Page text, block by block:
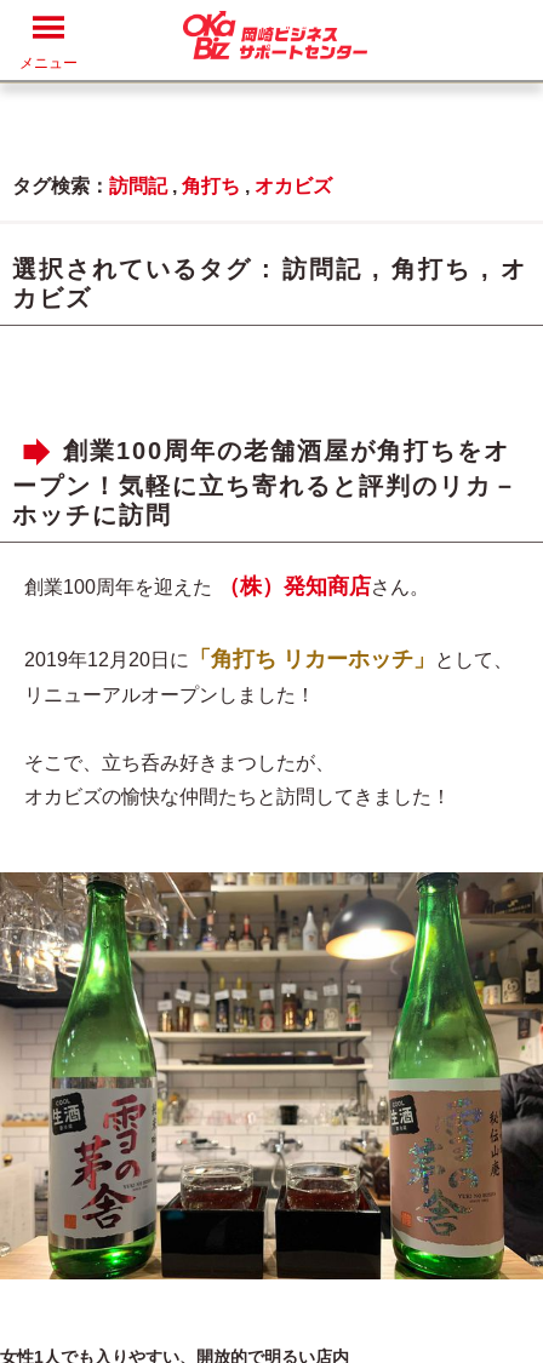
メニュー
タグ検索： 訪問記, 角打ち , オカビズ
選択されているタグ : 訪問記 , 角打ち , オ
カビズ
創業100周年の老舗酒屋が角打ちをオ
ープン！気軽に立ち寄れると評判のリカ－
ホッチに訪問
創業100周年を迎えた （株）発知商店さん。
2019年12月20日に 「角打ち リカーホッチ」
として、
リニューアルオープンしました！
そこで、立ち呑み好きまつしたが、
オカビズの愉快な仲間たちと訪問してきました！
女性1人でも入りやすい、開放的で明るい店内